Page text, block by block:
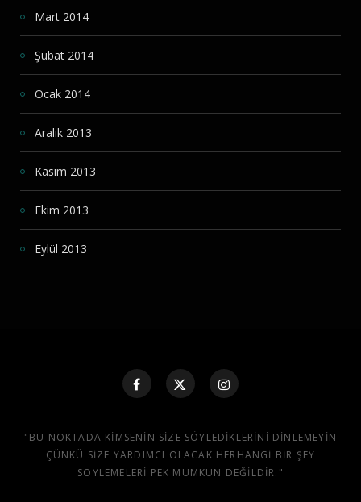
Mart 2014
Şubat 2014
Ocak 2014
Aralık 2013
Kasım 2013
Ekim 2013
Eylül 2013
"BU NOKTADA KIMSENIN SIZE SÖYLEDIKLERINI DINLEMEYIN
ÇÜNKÜ SIZE YARDIMCI OLACAK HERHANGI BIR ŞEY
SÖYLEMELERI PEK MÜMKÜN DEĞILDIR."